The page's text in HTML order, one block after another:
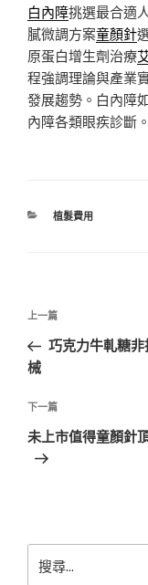
白內障挑選最合適
膩微調方案童顏針
原蛋白增生劑治療
程強調理論與產業
發展趨勢。白內障
內障各類眼疾診斷。
分
植髮費用
文
導
覽
上
一
篇
章
上一篇
巧克力牛軋糖
械
下
一
篇
下一篇
未上市值得童顏針
尋